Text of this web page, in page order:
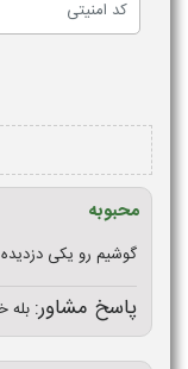
محبوبه
گوشیم رو یکی
پاسخ مشاور: بله